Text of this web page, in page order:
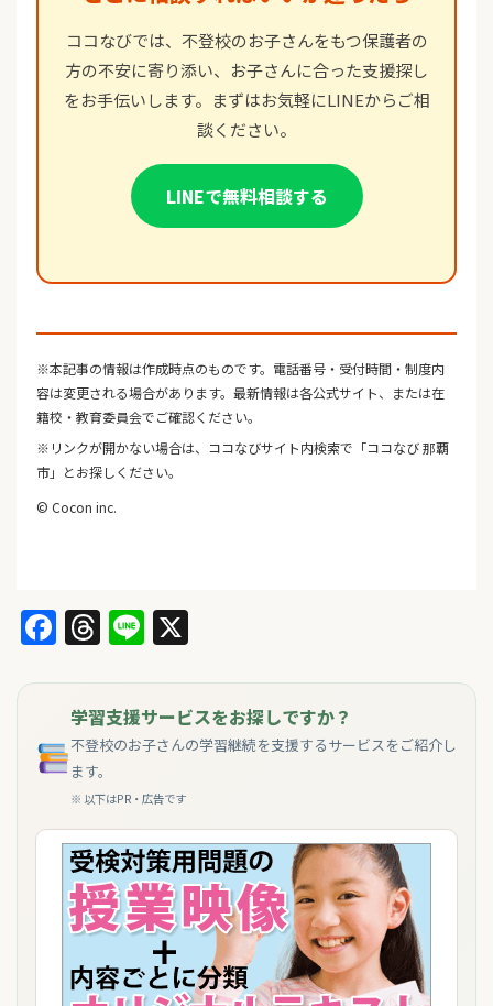
ココなびでは、不登校のお子さんをもつ保護者の
方の不安に寄り添い、お子さんに合った支援探し
をお手伝いします。まずはお気軽にLINEからご相
談ください。
LINEで無料相談する
※本記事の情報は作成時点のものです。電話番号・受付時間・制度内
容は変更される場合があります。最新情報は各公式サイト、または在
籍校・教育委員会でご確認ください。
※リンクが開かない場合は、ココなびサイト内検索で「ココなび 那覇
市」とお探しください。
© Cocon inc.
Facebook
Threads
Line
学習支援サービスをお探しですか？
不登校のお子さんの学習継続を支援するサービスをご紹介し
ます。
※ 以下はPR・広告です